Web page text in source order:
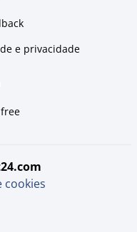
e privacidade
cookies